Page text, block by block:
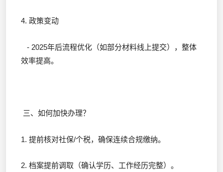
4. 政策变动
- 2025年后流程优化（如部分材料线上提交），整体
效率提高。
三、如何加快办理？
1. 提前核对社保/个税，确保连续合规缴纳。
2. 档案提前调取（确认学历、工作经历完整）。